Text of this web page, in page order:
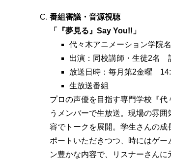
番組審議・音源視聴
「『夢見る』Say You!!」
代々木アニメーション学院
出演：同校講師・生徒2名
放送日時：毎月第2金曜
生放送番組
プロの声優を目指す専門学校『
うメンバーで生放送。現場の雰
容でトークを展開。学生さんの
ポートいただきつつ、時にはゲ
ン豊かな内容で、リスナーさんに